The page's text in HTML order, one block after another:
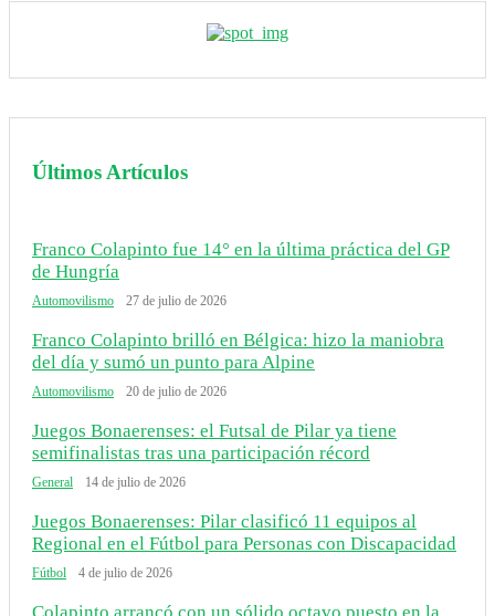
Últimos Artículos
Franco Colapinto fue 14° en la última práctica del GP
de Hungría
Automovilismo 27 de julio de 2026
Franco Colapinto brilló en Bélgica: hizo la maniobra
del día y sumó un punto para Alpine
Automovilismo 20 de julio de 2026
Juegos Bonaerenses: el Futsal de Pilar ya tiene
semifinalistas tras una participación récord
General 14 de julio de 2026
Juegos Bonaerenses: Pilar clasificó 11 equipos al
Regional en el Fútbol para Personas con Discapacidad
Fútbol 4 de julio de 2026